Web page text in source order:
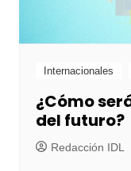
Internacionales
¿Cómo
del futuro?
Redacción IDL